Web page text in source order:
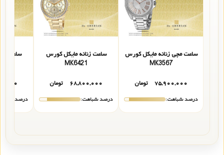
ساعت مچی زنانه مایکل کورس
MK3567
۷۵,۹۰۰,۰۰۰
تومان
درصد شباهت:
ساعت زنانه مایکل کورس
MK6421
۶۸,۸۰۰,۰۰۰
تومان
درصد شباهت:
ساعت
درصد